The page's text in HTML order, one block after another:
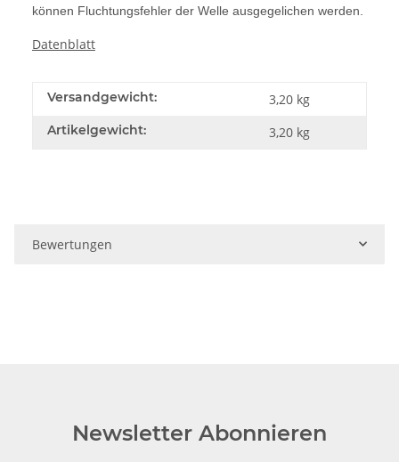
können Fluchtungsfehler der Welle ausgegelichen werden.
Datenblatt
Versandgewicht: 3,20 kg
Artikelgewicht: 3,20 kg
Bewertungen
Newsletter Abonnieren